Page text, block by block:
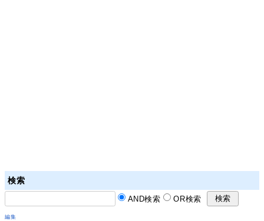
検索
AND検索 OR検索
編集